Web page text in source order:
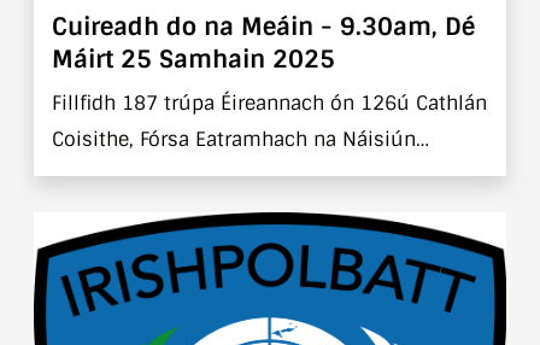
Cuireadh do na Meáin - 9.30am, Dé
Máirt 25 Samhain 2025
Fillfidh 187 trúpa Éireannach ón 126ú Cathlán
Coisithe, Fórsa Eatramhach na Náisiún
Aontaithe sa Liobáin (UNIFIL) ar Aerfort Bhaile
Átha Cliath Dé Máirt an 25 Samhain, ag
tuirlingt thart ar 9.30am, tar éis imscaradh sé
mhí go Deisceart na Liobáine.